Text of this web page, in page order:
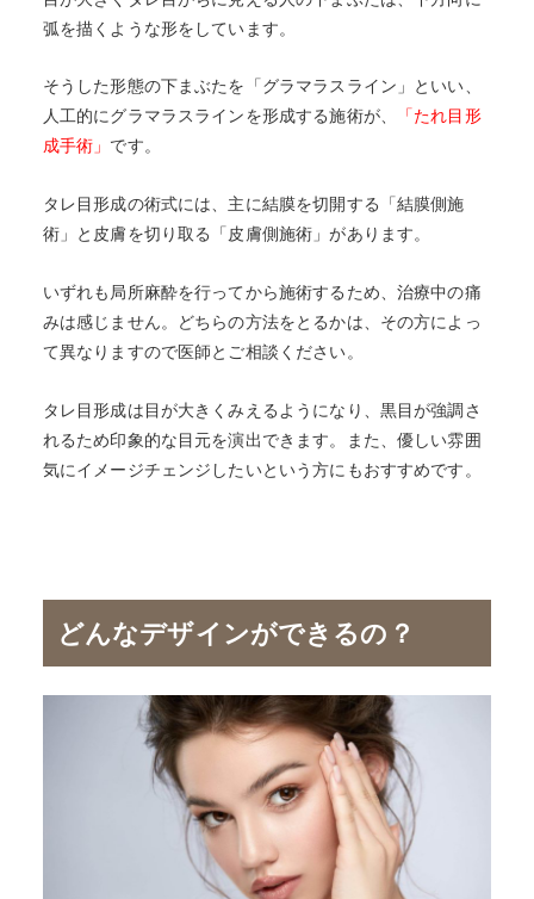
弧を描くような形をしています。
そうした形態の下まぶたを「グラマラスライン」といい、
人工的にグラマラスラインを形成する施術が、
「たれ目形
成手術」 です。
タレ目形成の術式には、主に結膜を切開する「結膜側施
術」と皮膚を切り取る「皮膚側施術」があります。
いずれも局所麻酔を行ってから施術するため、治療中の痛
みは感じません。どちらの方法をとるかは、その方によっ
て異なりますので医師とご相談ください。
タレ目形成は目が大きくみえるようになり、黒目が強調さ
れるため印象的な目元を演出できます。また、優しい雰囲
気にイメージチェンジしたいという方にもおすすめです。
どんなデザインができるの？